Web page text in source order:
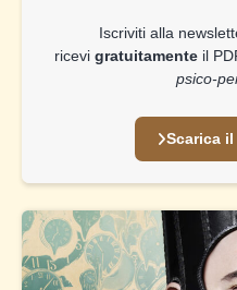
Iscriviti alla
ricevi gratuitamente il
psico-
Scarica